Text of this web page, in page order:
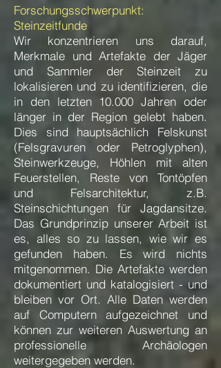
Forschungsschwerpunkt:
Steinzeitfunde
Wir konzentrieren uns darauf,
Merkmale und Artefakte der Jäger
und Sammler der Steinzeit zu
lokalisieren und zu identifizieren, die
in den letzten 10.000 Jahren oder
länger in der Region gelebt haben.
Dies sind hauptsächlich Felskunst
(Felsgravuren oder Petroglyphen),
Steinwerkzeuge, Höhlen mit alten
Feuerstellen, Reste von Tontöpfen
und Felsarchitektur, z.B.
Steinschichtungen für Jagdansitze.
Das Grundprinzip unserer Arbeit ist
es, alles so zu lassen, wie wir es
gefunden haben. Es wird nichts
mitgenommen. Die Artefakte werden
dokumentiert und katalogisiert - und
bleiben vor Ort. Alle Daten werden
auf Computern aufgezeichnet und
können zur weiteren Auswertung an
professionelle Archäologen
weitergegeben werden.